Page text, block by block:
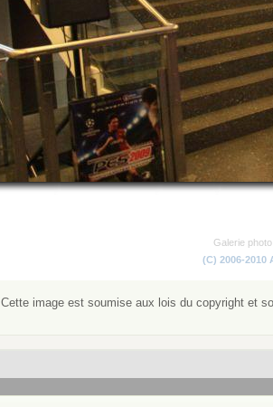
Galerie
(C) 2006-2010
Cette image est soumise aux lois du copyright et